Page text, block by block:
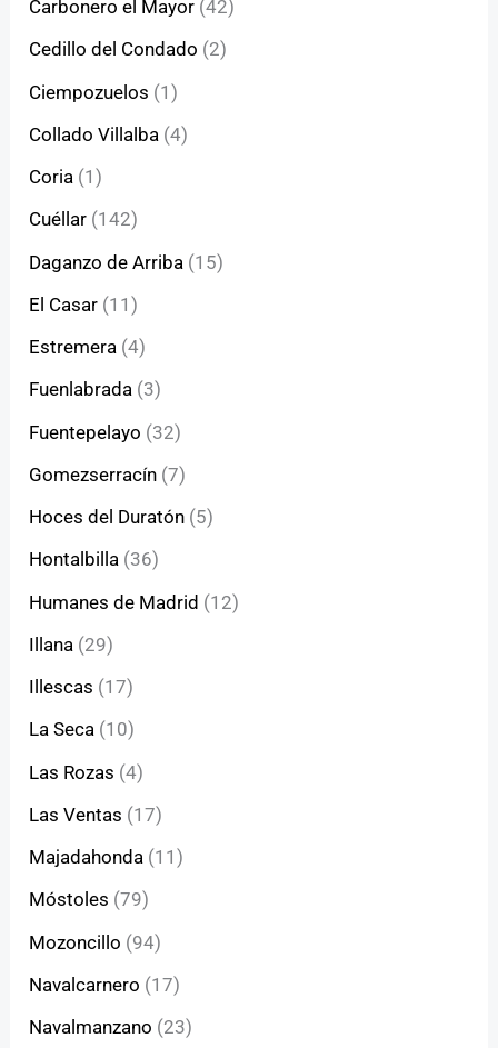
Carbonero el Mayor (42)
Cedillo del Condado (2)
Ciempozuelos (1)
Collado Villalba (4)
Coria (1)
Cuéllar (142)
Daganzo de Arriba (15)
El Casar (11)
Estremera (4)
Fuenlabrada (3)
Fuentepelayo (32)
Gomezserracín (7)
Hoces del Duratón (5)
Hontalbilla (36)
Humanes de Madrid (12)
Illana (29)
Illescas (17)
La Seca (10)
Las Rozas (4)
Las Ventas (17)
Majadahonda (11)
Móstoles (79)
Mozoncillo (94)
Navalcarnero (17)
Navalmanzano (23)